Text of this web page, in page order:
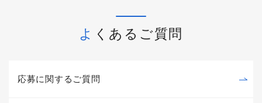
よくあるご質問
応募に関するご質問